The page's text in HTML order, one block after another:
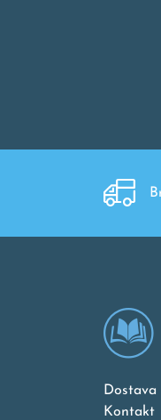
Dostava
Kontakt